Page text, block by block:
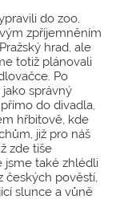
do zoo,
zpříjemněním
hrad, ale
totiž plánovali
Po
správný
do divadla,
hřbitově, kde
již pro náš
zde tiše
jsme také zhlédli
českých pověstí,
slunce a vůně